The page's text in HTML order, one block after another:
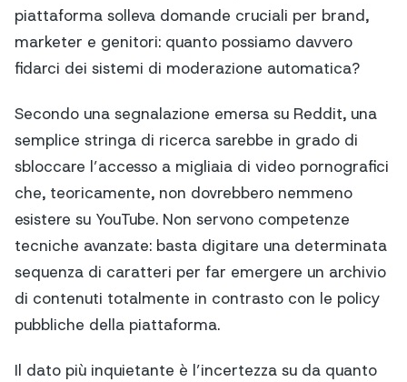
piattaforma solleva domande cruciali per brand,
marketer e genitori: quanto possiamo davvero
fidarci dei sistemi di moderazione automatica?
Secondo una segnalazione emersa su Reddit, una
semplice stringa di ricerca sarebbe in grado di
sbloccare l’accesso a migliaia di video pornografici
che, teoricamente, non dovrebbero nemmeno
esistere su YouTube. Non servono competenze
tecniche avanzate: basta digitare una determinata
sequenza di caratteri per far emergere un archivio
di contenuti totalmente in contrasto con le policy
pubbliche della piattaforma.
Il dato più inquietante è l’incertezza su da quanto